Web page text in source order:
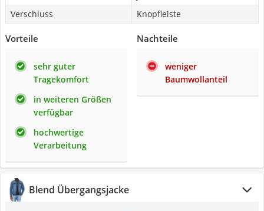
Verschluss
Knopfleiste
Vorteile
sehr guter
Tragekomfort
in weiteren Größen
verfügbar
hochwertige
Verarbeitung
Nachteile
weniger
Baumwollanteil
Blend Übergangsjacke